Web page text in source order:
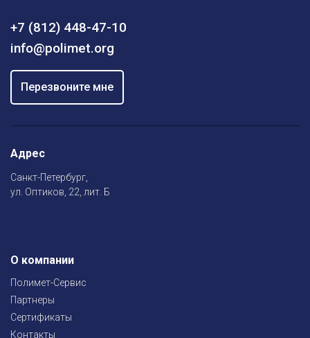
Адрес
Санкт-Петербург,
ул. Оптиков, 22, лит. Б
О компании
Полимет-Сервис
Партнеры
Сертификаты
Контакты
+7 (812) 448-47-10
info@polimet.org
Перезвоните мне